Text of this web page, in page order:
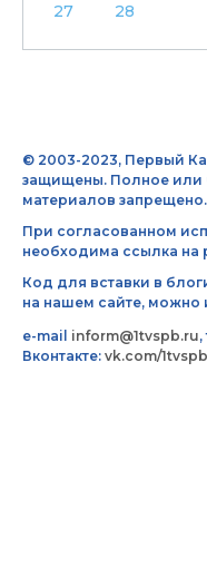
27
28
© 2003-2023, Первый
защищены. Полное или
материалов запрещено.
При согласованном
необходима ссылка на
Код для вставки в
на нашем сайте, можно
e-mail inform@1tvspb.ru,
Вконтакте: vk.com/1tvspb